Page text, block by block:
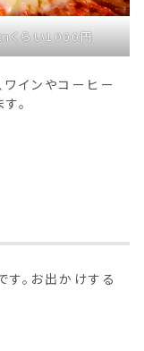
くらい1000円
インやコーヒー
。
す。お出かけする